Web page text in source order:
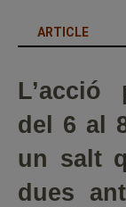
ARTICLE
L’acció
del 6 al
un salt
dues